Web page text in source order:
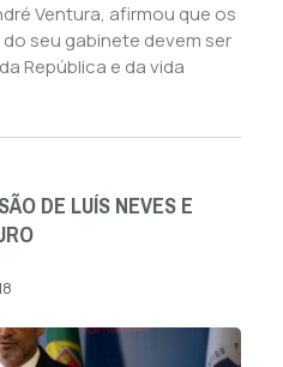
Ventura, afirmou que os
seu gabinete devem ser
República e da vida
DE LUÍS NEVES E